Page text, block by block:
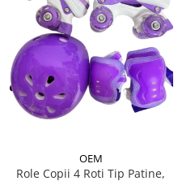
OEM
Role Copii 4 Roti Tip Patine,